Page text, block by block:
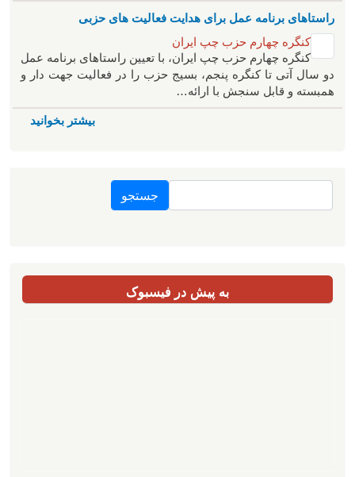
راستاهای برنامه عمل برای هدایت فعالیت های حزبی
کنگره چهارم حزب چپ ایران
کنگره چهارم حزب چپ ایران، با تعیین راستاهای برنامه عمل
دو سال آتی تا کنگره پنجم، بسیج حزب را در فعالیت جهت دار و
همبسته و قابل سنجش با ارائه…
بیشتر بخوانید
جستجو
به پیش در فیسبوک